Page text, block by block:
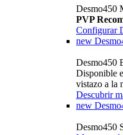
Desmo450
PVP
Configurar
new
Desmo450
Disponible
vistazo a la
Descubrir
new
Desmo450